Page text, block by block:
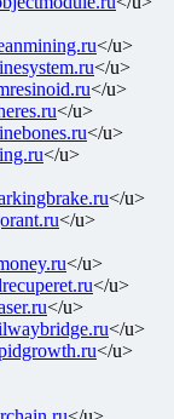
</u>
</u>
</u>
</u>
</u>
</u>
</u>
</u>
</u>
</u>
</u>
</u>
</u>